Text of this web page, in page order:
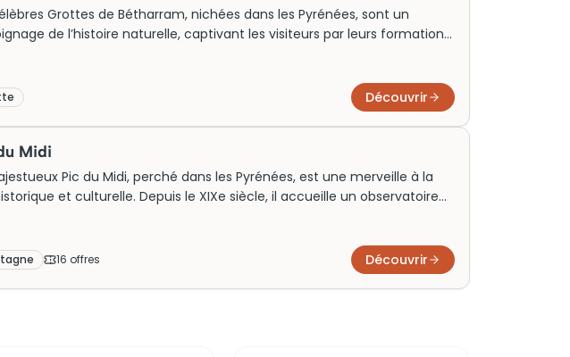
Grottes de Bétharram, nichées dans les Pyrénées, sont un
de l’histoire naturelle, captivant les visiteurs par leurs formations
les plus prisées de la région. Avant votre visite, pensez à réserver
pour explorer ce labyrinthe fascinant.
Découvrir
Midi
Pic du Midi, perché dans les Pyrénées, est une merveille à la
et culturelle. Depuis le XIXe siècle, il accueille un observatoire
touristique prisée. Réservez vos billets pour une visite unique,
ses caractéristiques naturelles époustouflantes et son riche
Une expérience inoubliable vous y attend.
16 offres Découvrir